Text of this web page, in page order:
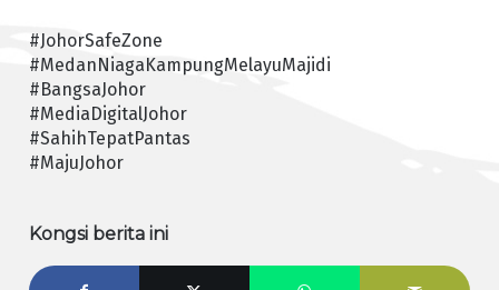
#JohorSafeZone
#MedanNiagaKampungMelayuMajidi
#BangsaJohor
#MediaDigitalJohor
#SahihTepatPantas
#MajuJohor
Kongsi berita ini